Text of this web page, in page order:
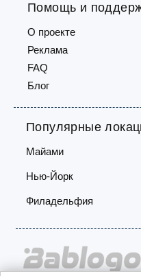
Популярные
Майами
Нью-Йорк
Филадельфия
Помощь и
О проекте
Реклама
FAQ
Блог